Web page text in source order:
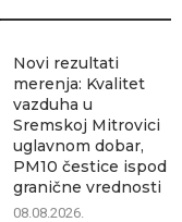
Novi rezultati
merenja: Kvalitet
vazduha u
Sremskoj Mitrovici
uglavnom dobar,
PM10 čestice ispod
granične vrednosti
08.08.2026.